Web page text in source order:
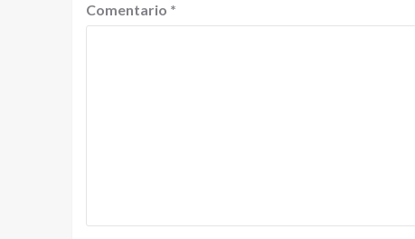
Comentario *